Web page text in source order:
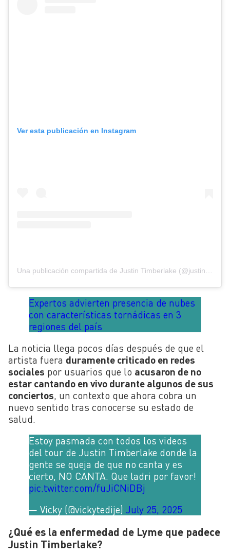
Ver esta publicación en Instagram
Expertos advierten presencia de nubes
con características tornádicas en 3
regiones del país
La noticia llega pocos días después de que el
artista fuera duramente criticado en redes
sociales por usuarios que lo acusaron de no
estar cantando en vivo durante algunos de sus
conciertos, un contexto que ahora cobra un
nuevo sentido tras conocerse su estado de
salud.
Estoy pasmada con todos los videos
del tour de Justin Timberlake donde la
gente se queja de que no canta y es
cierto, NO CANTA. Que ladri por favor!
pic.twitter.com/fuJiCNiDBj
— Vicky (@vickytedije) July 25, 2025
¿Qué es la enfermedad de Lyme que padece
Justin Timberlake?